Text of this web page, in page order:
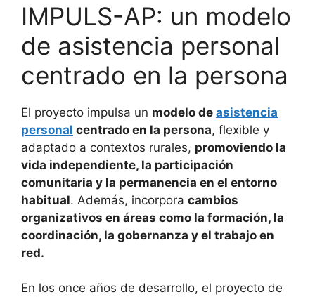
IMPULS-AP: un modelo
de asistencia personal
centrado en la persona
El proyecto impulsa un modelo de asistencia
personal centrado en la persona, flexible y
adaptado a contextos rurales, promoviendo la
vida independiente, la participación
comunitaria y la permanencia en el entorno
habitual. Además, incorpora cambios
organizativos en áreas como la formación, la
coordinación, la gobernanza y el trabajo en
red.
En los once años de desarrollo, el proyecto de